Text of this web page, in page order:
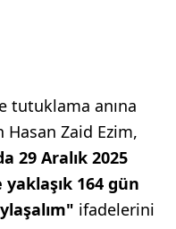
tutuklama anına
Zaid Ezim,
29 Aralık 2025
164 gün
ifadelerini